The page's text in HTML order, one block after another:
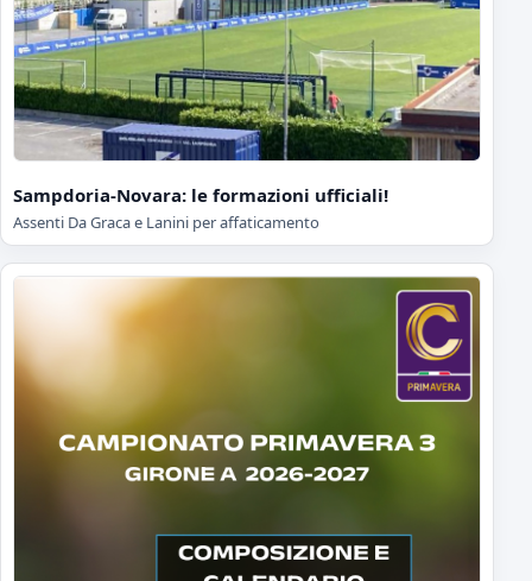
Sampdoria-Novara: le formazioni ufficiali!
Assenti Da Graca e Lanini per affaticamento